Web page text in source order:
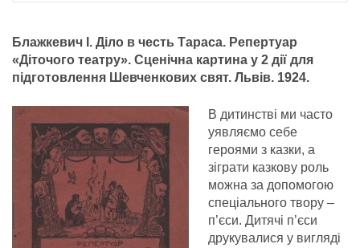
Блажкевич І. Діло в честь Тараса. Репертуар
«Діточого театру». Сценічна картина у 2 дії для
підготовлення Шевченкових свят. Львів. 1924.
В дитинстві ми часто
уявляємо себе
героями з казки, а
зіграти казкову роль
можна за допомогою
спеціального твору –
п’єси. Дитячі п’єси
друкувалися у вигляді